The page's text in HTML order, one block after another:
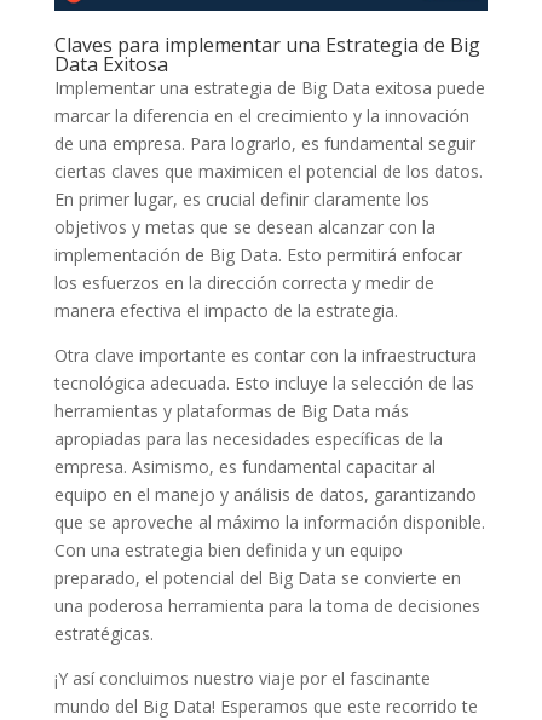
Claves ‌para implementar una Estrategia de Big
Data Exitosa
Implementar una estrategia de⁢ Big Data exitosa ‍puede
marcar la diferencia en el crecimiento y la innovación
de una empresa. ​Para⁤ lograrlo, es ‌fundamental seguir
⁣ciertas claves que⁣ maximicen el potencial de los datos.
En primer lugar, es crucial definir claramente los
objetivos‌ y metas que ⁤se desean alcanzar ⁤con‌ la
implementación de Big Data. Esto permitirá enfocar‍
los esfuerzos en la dirección correcta y medir de
manera efectiva el impacto de ‍la estrategia.
Otra‍ clave importante es contar con ⁤la ‌infraestructura⁢
tecnológica adecuada. Esto incluye ‍la ⁢selección de las
herramientas y plataformas de​ Big‍ Data más
apropiadas para las necesidades específicas de la
⁤empresa. ‌Asimismo, es ‍fundamental capacitar⁢ al
‍equipo en el manejo ‌y análisis de ‌datos, garantizando
que⁤ se aproveche al máximo la información disponible.
Con una estrategia ​bien definida ⁣y un​ equipo⁢
preparado, el potencial del Big Data ‍se ​convierte ⁣en⁢
una poderosa ‌herramienta para la toma ⁢de decisiones
estratégicas.
¡Y ​así concluimos nuestro viaje por el fascinante‌
mundo del Big Data! Esperamos que este recorrido te⁢